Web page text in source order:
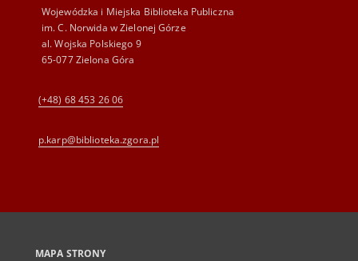
Wojewódzka i Miejska Biblioteka Publiczna
im. C. Norwida w Zielonej Górze
al. Wojska Polskiego 9
65-077 Zielona Góra
(+48) 68 453 26 06
p.karp@biblioteka.zgora.pl
MAPA STRONY